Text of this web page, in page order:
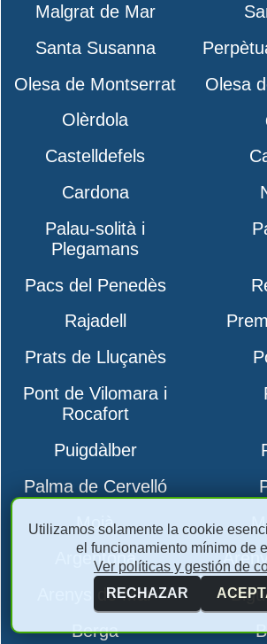
Malgrat de Mar
Santa Susanna
Olesa de Montserrat
Olesa
Olèrdola
Castelldefels
Cardona
Palau-solità i
Plegamans
Pacs del Penedès
Rajadell
Prats de Lluçanès
Pont de Vilomara i
Rocafort
Puigdàlber
Palma de Cervelló
Moià
Argentona
Arenys de Mar
Berga
Utilizamos solamente la cookie
el funcionamiento mínimo de
Ver políticas y gestión de
RECHAZAR